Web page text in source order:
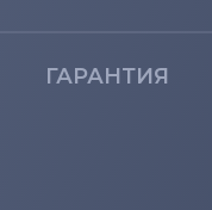
ГАРАНТИЯ